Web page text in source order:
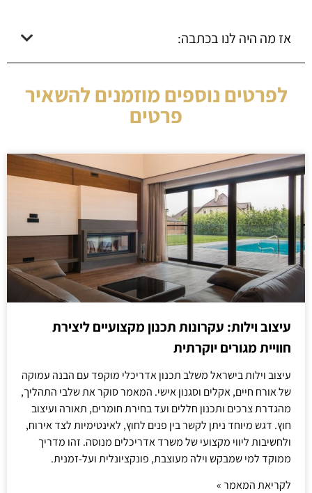
אז מה היה לנו בכתבה:
לפרטים נוספים מוזמנים להשאיר
פרטים
עיצוב וילות: עקרונות תכנון מקצועיים ליצירת
חוויית מגורים יוקרתית
עיצוב וילות בישראל משלב תכנון אדריכלי מוקפד עם הבנה עמוקה
של אורח חיים, אקלים וסגנון אישי. המאמר סוקר את שלבי התהליך,
מהגדרת צרכים ותכנון חללים ועד בחירת חומרים, תאורה ועיצוב
חוץ. דגש מיוחד ניתן לקשר בין פנים לחוץ, לאינטימיות לצד אירוח,
ולחשיבות ליווי מקצועי של משרד אדריכלים מנוסה. זהו מדריך
ממוקד למי שמבקש וילה מעוצבת, פונקציונלית ועל-זמנית.
לקריאת המאמר »